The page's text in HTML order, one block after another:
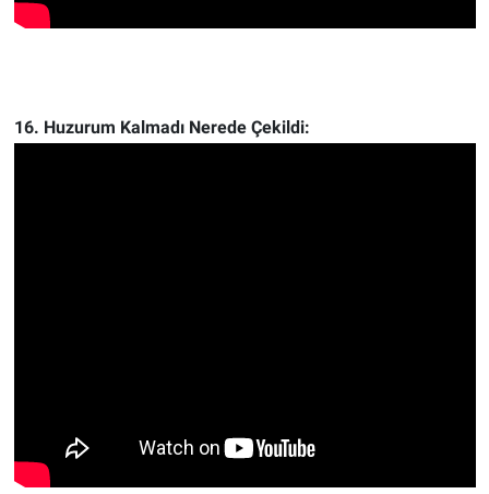
16. Huzurum Kalmadı Nerede Çekildi: